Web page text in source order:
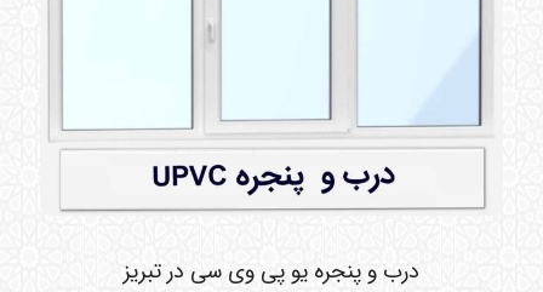
درب و پنجره یو پی وی سی در تبریز